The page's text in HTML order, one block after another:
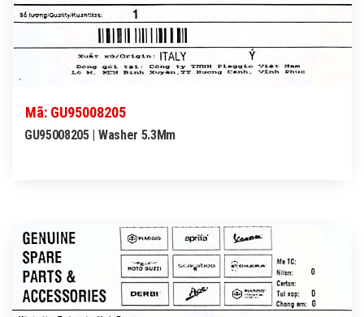
Mã: GU95008205
GU95008205 | Washer 5.3Mm